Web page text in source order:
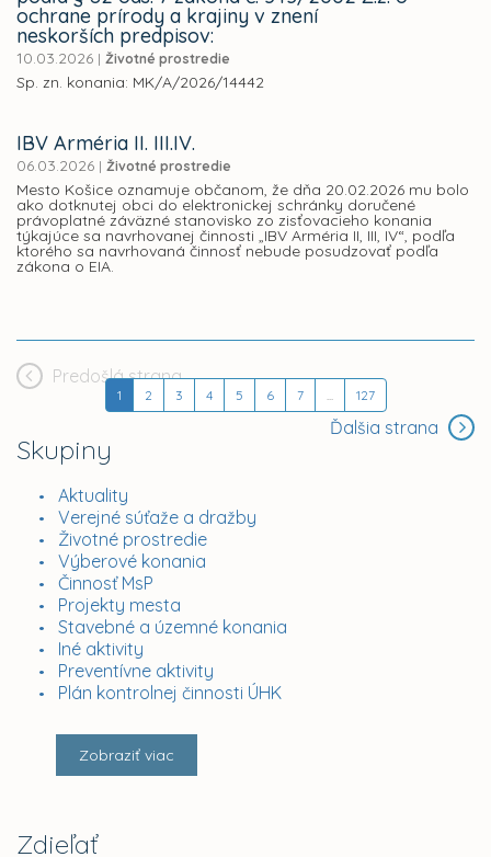
Skupiny
Aktuality
Verejné súťaže a dražby
Životné prostredie
Výberové konania
Činnosť MsP
Projekty mesta
Stavebné a územné konania
Iné aktivity
Preventívne aktivity
Plán kontrolnej činnosti ÚHK
Zobraziť viac
Zdieľať
ochrane prírody a krajiny v znení
neskorších predpisov:
10.03.2026 | Životné prostredie
Sp. zn. konania: MK/A/2026/14442
IBV Arméria II. III.IV.
06.03.2026 | Životné prostredie
Mesto Košice oznamuje občanom, že dňa 20.02.2026 mu bolo
ako dotknutej obci do elektronickej schránky doručené
právoplatné záväzné stanovisko zo zisťovacieho konania
týkajúce sa navrhovanej činnosti „IBV Arméria II, III, IV“, podľa
ktorého sa navrhovaná činnosť nebude posudzovať podľa
zákona o EIA.
Predošlá strana
1 2 3 4 5 6 7 ... 127
Ďalšia strana